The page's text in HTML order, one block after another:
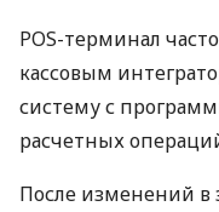
POS-терминал
кассовым
систему с
расчетных
После изменений в